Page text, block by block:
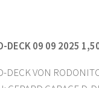
DECK 09 09 2025
DECK VON